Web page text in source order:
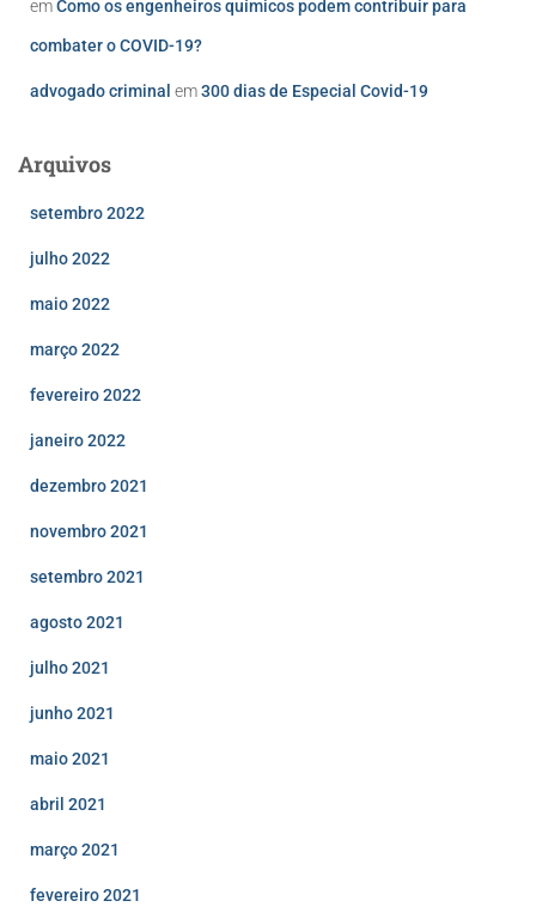
emComo os engenheiros químicos podem contribuir para
combater o COVID-19?
advogado criminal em300 dias de Especial Covid-19
Arquivos
setembro 2022
julho 2022
maio 2022
março 2022
fevereiro 2022
janeiro 2022
dezembro 2021
novembro 2021
setembro 2021
agosto 2021
julho 2021
junho 2021
maio 2021
abril 2021
março 2021
fevereiro 2021